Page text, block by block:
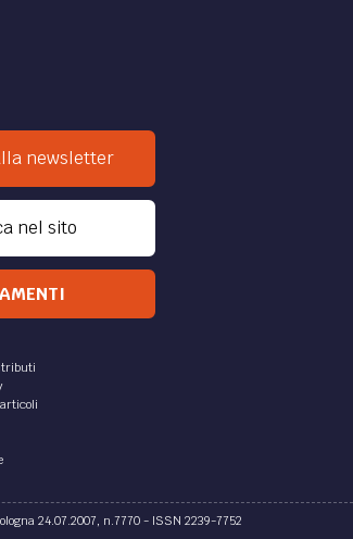
newsletter
nel sito
24.07.2007, n.7770 - ISSN 2239-7752